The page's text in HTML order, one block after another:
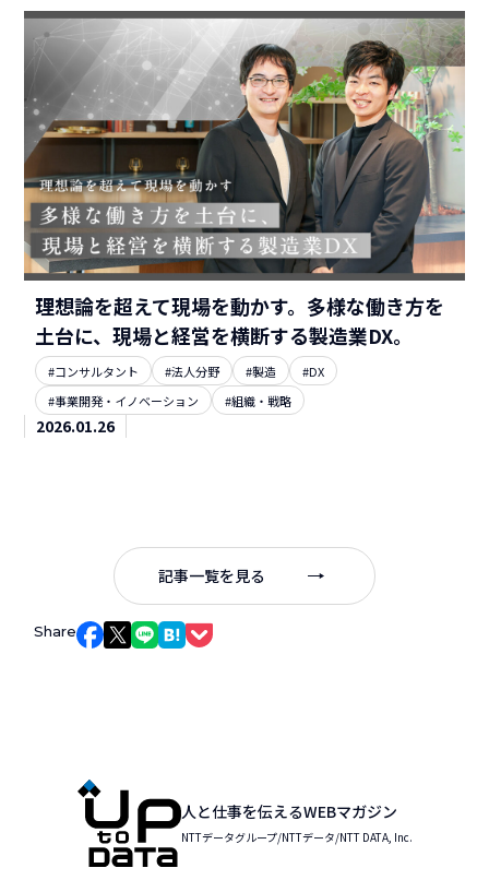
Share Facebookでシェア
Xでシェア
LINEでシェア
はてなブックマークでシェア
理想論を超えて現場を動かす。多様な働き方を
土台に、現場と経営を横断する製造業DX。
#コンサルタント #法人分野 #製造
#DX
#事業開発・イノベーション
#組織・戦略
2026.01.26
記事一覧を見る
人と仕事を伝えるWEBマガジン
NTTデータグループ/NTTデータ/NTT DATA, Inc.